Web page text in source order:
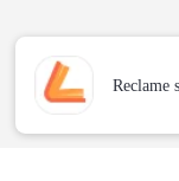
Reclame